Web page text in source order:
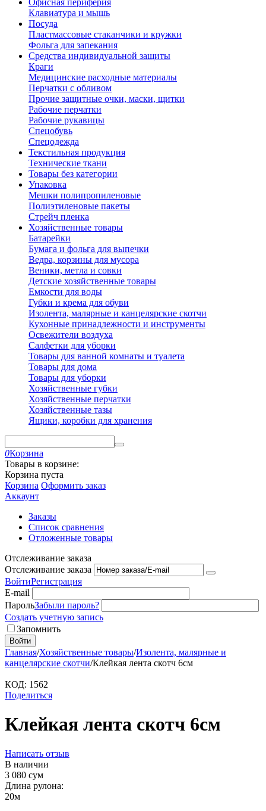
Офисная периферия
Клавиатура и мышь
Посуда
Пластмассовые стаканчики и кружки
Фольга для запекания
Средства индивидуальной защиты
Краги
Медицинские расходные материалы
Перчатки с обливом
Прочие защитные очки, маски, щитки
Рабочие перчатки
Рабочие рукавицы
Спецобувь
Спецодежда
Текстильная продукция
Технические ткани
Товары без категории
Упаковка
Мешки полипропиленовые
Полиэтиленовые пакеты
Стрейч пленка
Хозяйственные товары
Батарейки
Бумага и фольга для выпечки
Ведра, корзины для мусора
Веники, метла и совки
Детские хозяйственные товары
Емкости для воды
Губки и крема для обуви
Изолента, малярные и канцелярские скотчи
Кухонные принадлежности и инструменты
Освежители воздуха
Салфетки для уборки
Товары для ванной комнаты и туалета
Товары для дома
Товары для уборки
Хозяйственные губки
Хозяйственные перчатки
Хозяйственные тазы
Ящики, коробки для хранения
0Корзина
Товары в корзине:
Корзина пуста
Корзина Оформить заказ
Аккаунт
Заказы
Список сравнения
Отложенные товары
Отслеживание заказа
Отслеживание заказа
ВойтиРегистрация
E-mail
ПарольЗабыли пароль?
Создать учетную запись
Запомнить
Войти
Главная/Хозяйственные товары/Изолента, малярные и
канцелярские скотчи/Клейкая лента скотч 6см
КОД: 1562
Поделиться
Клейкая лента скотч 6см
Написать отзыв
В наличии
3 080 сум
Длина рулона:
20м